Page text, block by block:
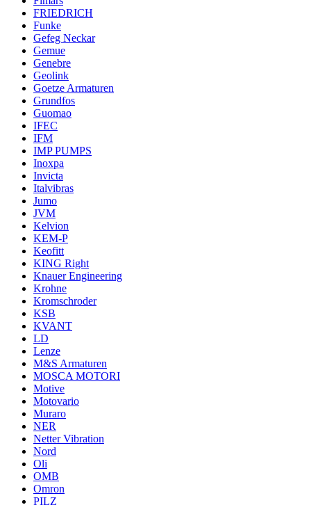
FRIEDRICH
Funke
Gefeg Neckar
Gemue
Genebre
Geolink
Goetze Armaturen
Grundfos
Guomao
IFEC
IFM
IMP PUMPS
Inoxpa
Invicta
Italvibras
Jumo
JVM
Kelvion
KEM-P
Keofitt
KING Right
Knauer Engineering
Krohne
Kromschroder
KSB
KVANT
LD
Lenze
M&S Armaturen
MOSCA MOTORI
Motive
Motovario
Muraro
NER
Netter Vibration
Nord
Oli
OMB
Omron
PILZ